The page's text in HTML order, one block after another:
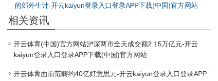
的郊外生计-开云kaiyun登录入口登录APP下载(中国)官方网站
相关资讯
开云体育(中国)官方网站沪深两市全天成交额2.15万亿元-开云
kaiyun登录入口登录APP下载(中国)官方网站
开云体育面前范畴约40亿好意思元-开云kaiyun登录入口登录APP